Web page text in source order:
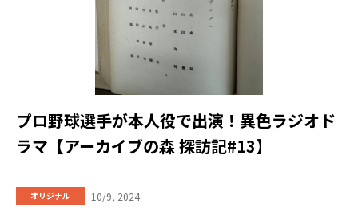
プロ野球選手が本人役で出演！異色ラジオド
ラマ【アーカイブの森 探訪記#13】
オリジナル 10/9, 2024